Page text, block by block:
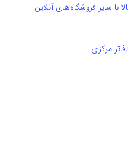
سایر فروشگاه‌های آنلاین
مرکزی